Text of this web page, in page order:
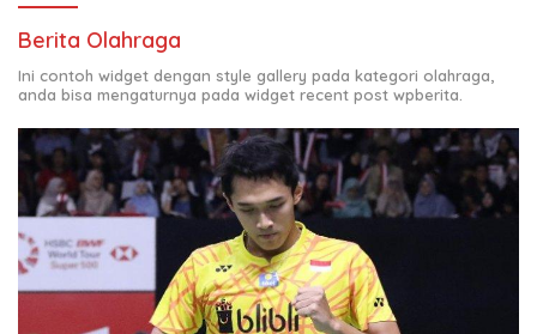
Berita Olahraga
Ini contoh widget dengan style gallery pada kategori olahraga,
anda bisa mengaturnya pada widget recent post wpberita.